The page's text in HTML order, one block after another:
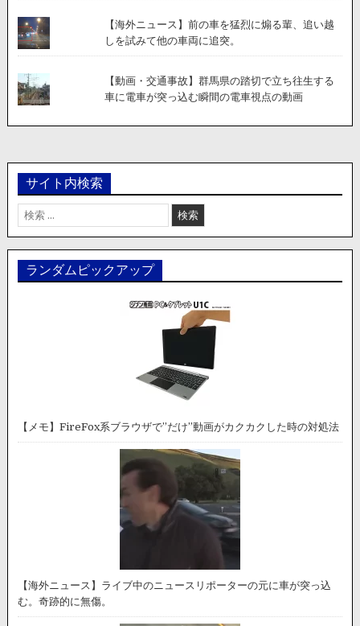
【海外ニュース】前の車を猛烈に煽る輩、追い越
しを試みて他の車両に追突。
【動画・交通事故】群馬県の踏切で立ち往生する
車に電車が突っ込む瞬間の電車視点の動画
サイト内検索
検
索:
ランダムピックアップ
【メモ】FireFox系ブラウザで”だけ”動画がカクカクした時の対処法
【海外ニュース】ライブ中のニュースリポーターの元に車が突っ込
む。奇跡的に無傷。